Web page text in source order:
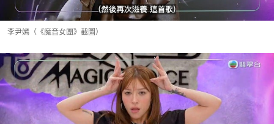
李尹嫣（《魔音女團》截圖）